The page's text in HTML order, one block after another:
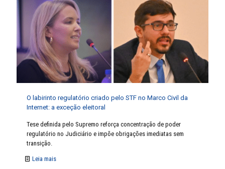
O labirinto regulatório criado pelo STF no Marco Civil da
Internet: a exceção eleitoral
Tese definida pelo Supremo reforça concentração de poder
regulatório no Judiciário e impõe obrigações imediatas sem
transição.
Leia mais